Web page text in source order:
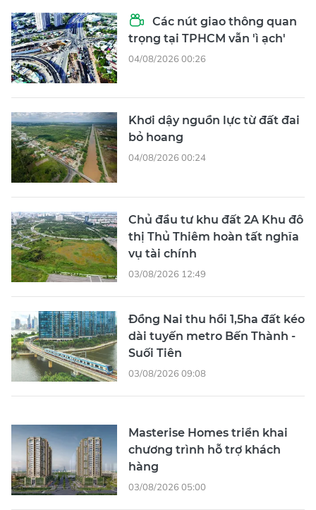
Các nút giao thông quan
trọng tại TPHCM vẫn 'ì ạch'
04/08/2026 00:26
Khơi dậy nguồn lực từ đất đai
bỏ hoang
04/08/2026 00:24
Chủ đầu tư khu đất 2A Khu đô
thị Thủ Thiêm hoàn tất nghĩa
vụ tài chính
03/08/2026 12:49
Đồng Nai thu hồi 1,5ha đất kéo
dài tuyến metro Bến Thành -
Suối Tiên
03/08/2026 09:08
Masterise Homes triển khai
chương trình hỗ trợ khách
hàng
03/08/2026 05:00